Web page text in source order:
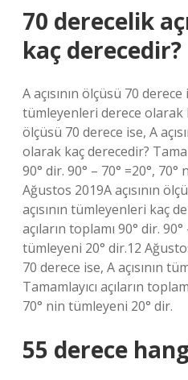
70 derecelik
kaç derecedir?
A açısının ölçüsü 70 derece
tümleyenleri derece olarak
ölçüsü 70 derece ise, A
olarak kaç derecedir?
90° dir. 90° – 70° =20°,
Ağustos 2019A açısının
açısının tümleyenleri kaç
açıların toplamı 90° dir.
tümleyeni 20° dir.12
70 derece ise, A açısının
Tamamlayıcı açıların
70° nin tümleyeni 20° dir.
55 derece